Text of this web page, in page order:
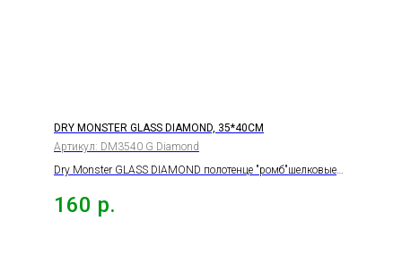
DRY MONSTER GLASS DIAMOND, 35*40СМ
Артикул: DM3540 G Diamond
Dry Monster GLASS DIAMOND полотенце "ромб"шелковые
160 р.